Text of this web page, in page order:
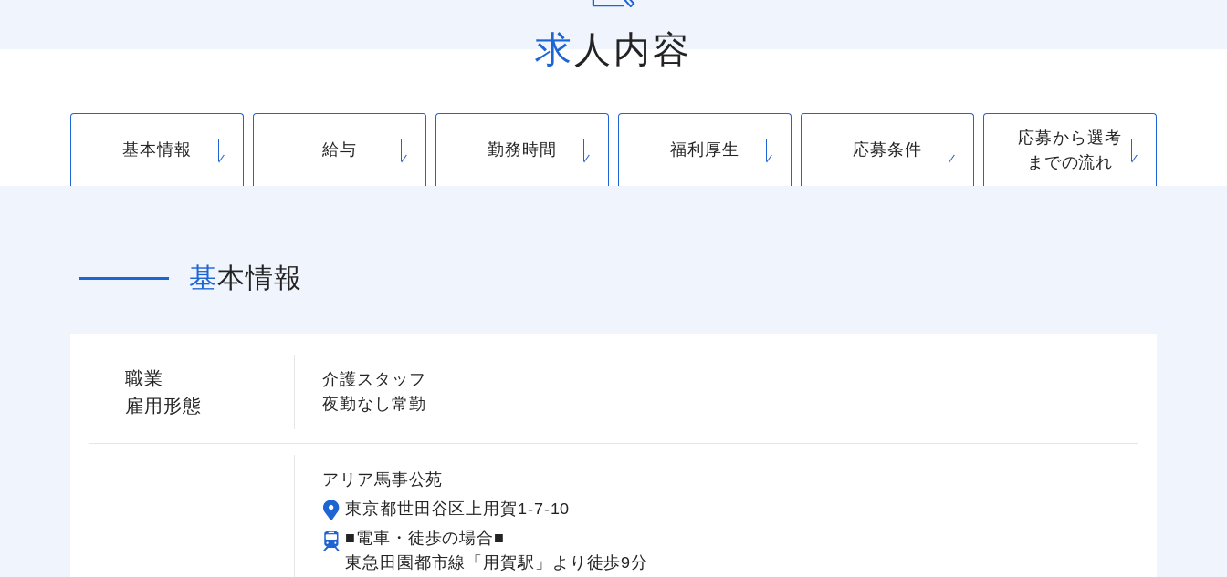
求人内容
基本情報 給与 勤務時間 福利厚生 応募条件
応募から選考
までの流れ
基本情報
職業
雇用形態
介護スタッフ
夜勤なし常勤
アリア馬事公苑
東京都世田谷区上用賀1-7-10
■電車・徒歩の場合■
東急田園都市線「用賀駅」より徒歩9分